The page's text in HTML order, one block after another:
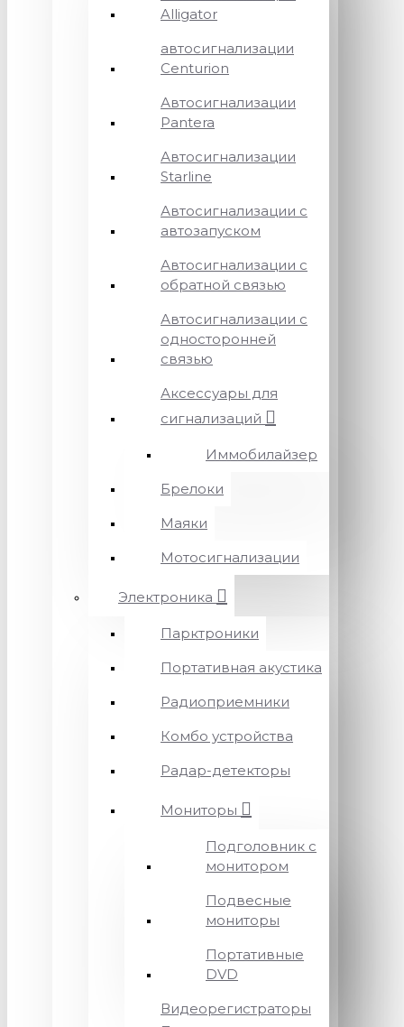
Alligator
автосигнализации
Centurion
Автосигнализации
Pantera
Автосигнализации
Starline
Автосигнализации с
автозапуском
Автосигнализации с
обратной связью
Автосигнализации с
односторонней
связью
Аксессуары для
сигнализаций
Иммобилайзер
Брелоки
Маяки
Мотосигнализации
Электроника
Парктроники
Портативная акустика
Радиоприемники
Комбо устройства
Радар-детекторы
Мониторы
Подголовник с
монитором
Подвесные
мониторы
Портативные
DVD
Видеорегистраторы